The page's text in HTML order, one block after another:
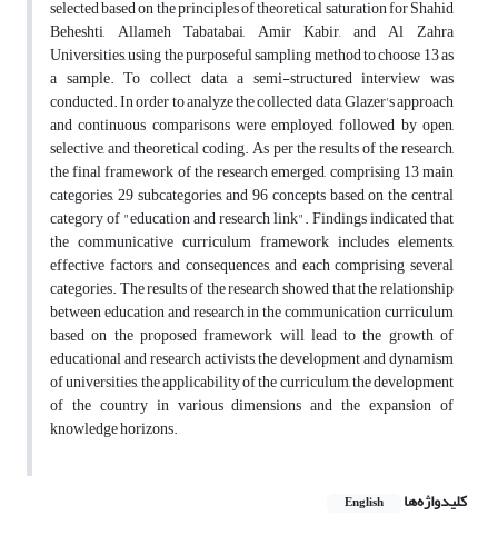
selected based on the principles of theoretical saturation for Shahid
Beheshti, Allameh Tabatabai, Amir Kabir, and Al Zahra
Universities, using the purposeful sampling method to choose 13 as
a sample. To collect data, a semi-structured interview was
conducted. In order to analyze the collected data, Glazer's approach
and continuous comparisons were employed, followed by open,
selective, and theoretical coding. As per the results of the research,
the final framework of the research emerged, comprising 13 main
categories, 29 subcategories, and 96 concepts based on the central
category of "education and research link". Findings indicated that
the communicative curriculum framework includes elements,
effective factors, and consequences, and each comprising several
categories. The results of the research showed that the relationship
between education and research in the communication curriculum
based on the proposed framework will lead to the growth of
educational and research activists, the development and dynamism
of universities, the applicability of the curriculum, the development
of the country in various dimensions and the expansion of
knowledge horizons.
کلیدواژه‌ها English